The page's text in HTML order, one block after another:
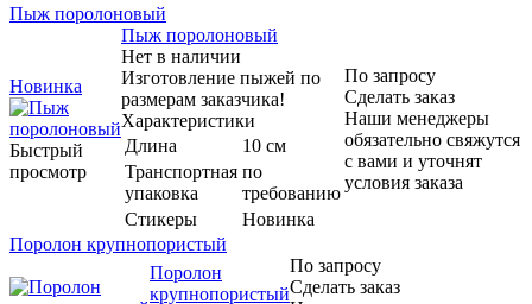
Пыж поролоновый
Новинка
Быстрый
просмотр
Пыж поролоновый
Нет в наличии
Изготовление пыжей по
размерам заказчика!
Характеристики
Длина
10 см
Транспортная
упаковка
по
требованию
Стикеры
Новинка
По запросу
Сделать заказ
Наши менеджеры
обязательно свяжутся
с вами и уточнят
условия заказа
Поролон крупнопористый
Поролон
крупнопористый
По запросу
Сделать заказ